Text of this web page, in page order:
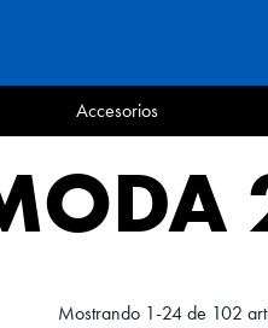
Accesorios
Mostrando 1-24 de 102